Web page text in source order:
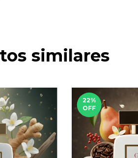
similares
22%
OFF